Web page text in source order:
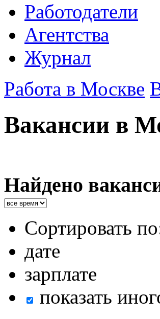
Работодатели
Агентства
Журнал
Работа в Москве
Вакансии в
Найдено
Сортировать
дате
зарплате
показать